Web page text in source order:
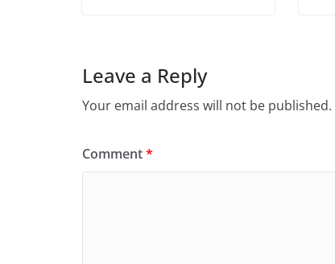
Leave a Reply
Your email address will not be published.
Comment*